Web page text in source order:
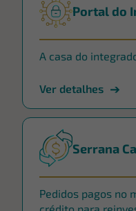
Portal do
A casa do
Ver detalhes
Serrana
Pedidos pagos no